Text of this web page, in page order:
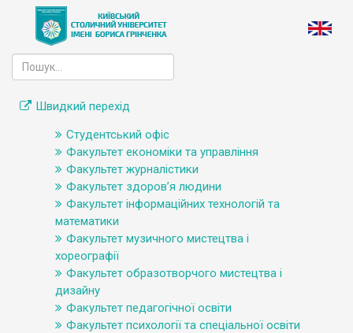
Швидкий перехід
Студентський офіс
Факультет економіки та управління
Факультет журналістики
Факультет здоров’я людини
Факультет інформаційних технологій та
математики
Факультет музичного мистецтва і
хореографії
Факультет образотворчого мистецтва і
дизайну
Факультет педагогічної освіти
Факультет психології та спеціальної освіти